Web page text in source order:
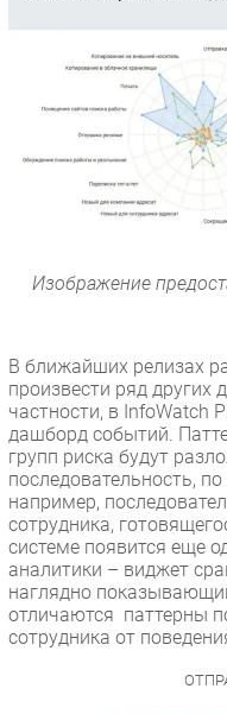
Изображение
В ближайших релизах
произвести ряд других
частности, в InfoWatch
дашборд событий.
групп риска будут
последовательность,
например,
сотрудника,
системе появится еще
аналитики – виджет
наглядно
отличаются паттерны
сотрудника от